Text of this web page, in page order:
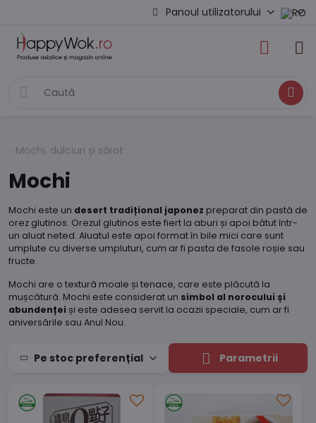
Panoul utilizatorului
Caută
Mochi, dulciuri și sărat
Mochi
Mochi este un desert tradițional japonez preparat din pastă de
orez glutinos. Orezul glutinos este fiert la aburi și apoi bătut într-
un aluat neted. Aluatul este apoi format în bile mici care sunt
umplute cu diverse umpluturi, cum ar fi pasta de fasole roșie sau
fructe.
Mochi are o textură moale și tenace, care este plăcută la
mușcătură. Mochi este considerat un simbol al norocului și
abundenței și este adesea servit la ocazii speciale, cum ar fi
aniversările sau Anul Nou.
Pe stoc preferențial Parametrii